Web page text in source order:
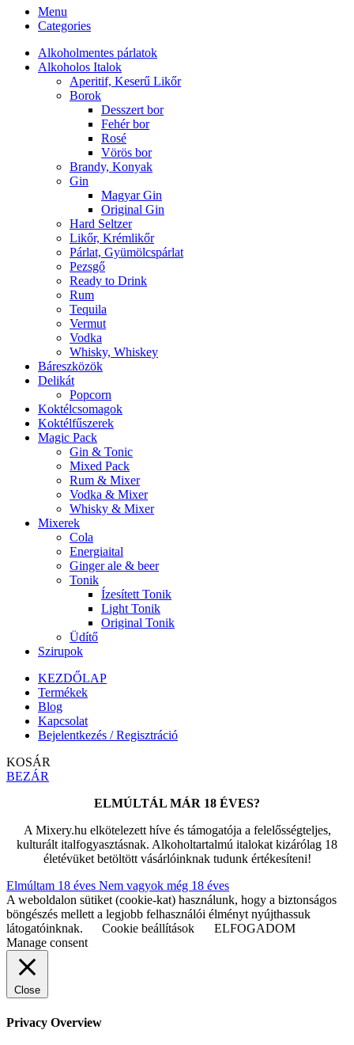
Menu
Categories
Alkoholmentes párlatok
Alkoholos Italok
Aperitif, Keserű Likőr
Borok
Desszert bor
Fehér bor
Rosé
Vörös bor
Brandy, Konyak
Gin
Magyar Gin
Original Gin
Hard Seltzer
Likőr, Krémlikőr
Párlat, Gyümölcspárlat
Pezsgő
Ready to Drink
Rum
Tequila
Vermut
Vodka
Whisky, Whiskey
Báreszközök
Delikát
Popcorn
Koktélcsomagok
Koktélfűszerek
Magic Pack
Gin & Tonic
Mixed Pack
Rum & Mixer
Vodka & Mixer
Whisky & Mixer
Mixerek
Cola
Energiaital
Ginger ale & beer
Tonik
Ízesített Tonik
Light Tonik
Original Tonik
Üdítő
Szirupok
KEZDŐLAP
Termékek
Blog
Kapcsolat
Bejelentkezés / Regisztráció
KOSÁR
BEZÁR
ELMÚLTÁL MÁR 18 ÉVES?
A Mixery.hu elkötelezett híve és támogatója a felelősségteljes,
kulturált italfogyasztásnak. Alkoholtartalmú italokat kizárólag 18
életévüket betöltött vásárlóinknak tudunk értékesíteni!
Elmúltam 18 éves Nem vagyok még 18 éves
A weboldalon sütiket (cookie-kat) használunk, hogy a biztonságos
böngészés mellett a legjobb felhasználói élményt nyújthassuk
látogatóinknak.
Cookie beállítások
ELFOGADOM
Manage consent
Close
Privacy Overview